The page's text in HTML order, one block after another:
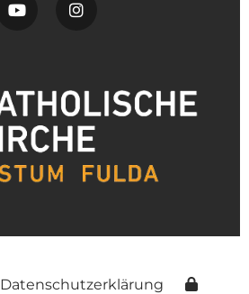
Datenschutzerklärung